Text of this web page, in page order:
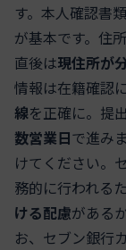
す。本人確認書
が基本です。住
直後は現住所が
情報は在籍確認
線を正確に。提
数営業日で進み
けてください。
務的に行われる
ける配慮がある
お、セブン銀行